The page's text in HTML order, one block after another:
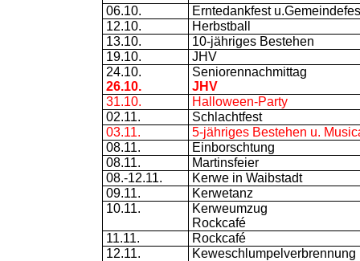
06.10.
Erntedankfest
12.10.
Herbstball
13.10.
10-jähriges Bestehen
19.10.
JHV
24.10.
26.10.
Seniorennachmittag
JHV
31.10.
Halloween-Party
02.11.
Schlachtfest
03.11.
5-jähriges Bestehen u.
08.11.
Einborschtung
08.11.
Martinsfeier
08.-12.11.
Kerwe in Waibstadt
09.11.
Kerwetanz
10.11.
Kerweumzug
Rockcafé
11.11.
Rockcafé
12.11.
Keweschlumpelverbrennung